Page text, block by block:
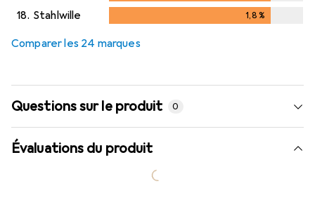
18. Stahlwille 1,8%
Comparer les 24 marques
Questions sur le produit 0
Évaluations du produit